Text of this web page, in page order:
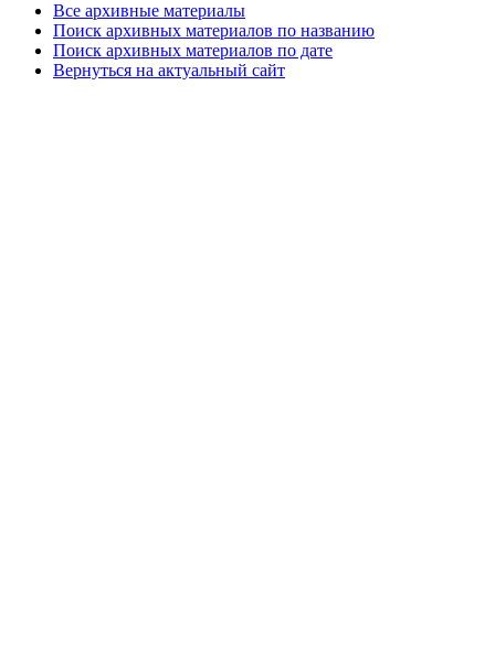
Все архивные материалы
Поиск архивных материалов по названию
Поиск архивных материалов по дате
Вернуться на актуальный сайт